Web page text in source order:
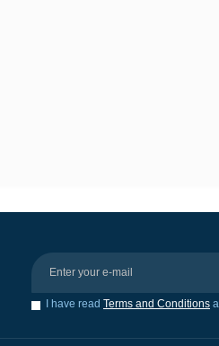
I have read Terms and Conditions